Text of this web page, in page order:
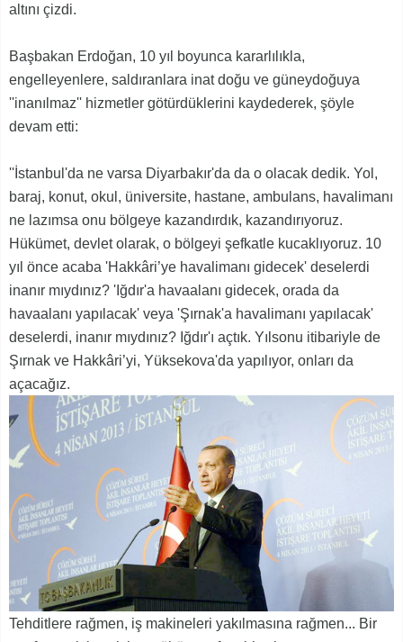
altını çizdi.
Başbakan Erdoğan, 10 yıl boyunca kararlılıkla,
engelleyenlere, saldıranlara inat doğu ve güneydoğuya
''inanılmaz'' hizmetler götürdüklerini kaydederek, şöyle
devam etti:
''İstanbul'da ne varsa Diyarbakır'da da o olacak dedik. Yol,
baraj, konut, okul, üniversite, hastane, ambulans, havalimanı
ne lazımsa onu bölgeye kazandırdık, kazandırıyoruz.
Hükümet, devlet olarak, o bölgeyi şefkatle kucaklıyoruz. 10
yıl önce acaba 'Hakkâri’ye havalimanı gidecek' deselerdi
inanır mıydınız? 'Iğdır'a havaalanı gidecek, orada da
havaalanı yapılacak' veya 'Şırnak'a havalimanı yapılacak'
deselerdi, inanır mıydınız? Iğdır'ı açtık. Yılsonu itibariyle de
Şırnak ve Hakkâri’yi, Yüksekova'da yapılıyor, onları da
açacağız.
Tehditlere rağmen, iş makineleri yakılmasına rağmen... Bir